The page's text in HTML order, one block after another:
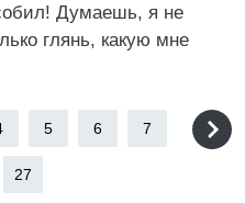
Думаешь, я не
глянь, какую мне
5 6 7
27